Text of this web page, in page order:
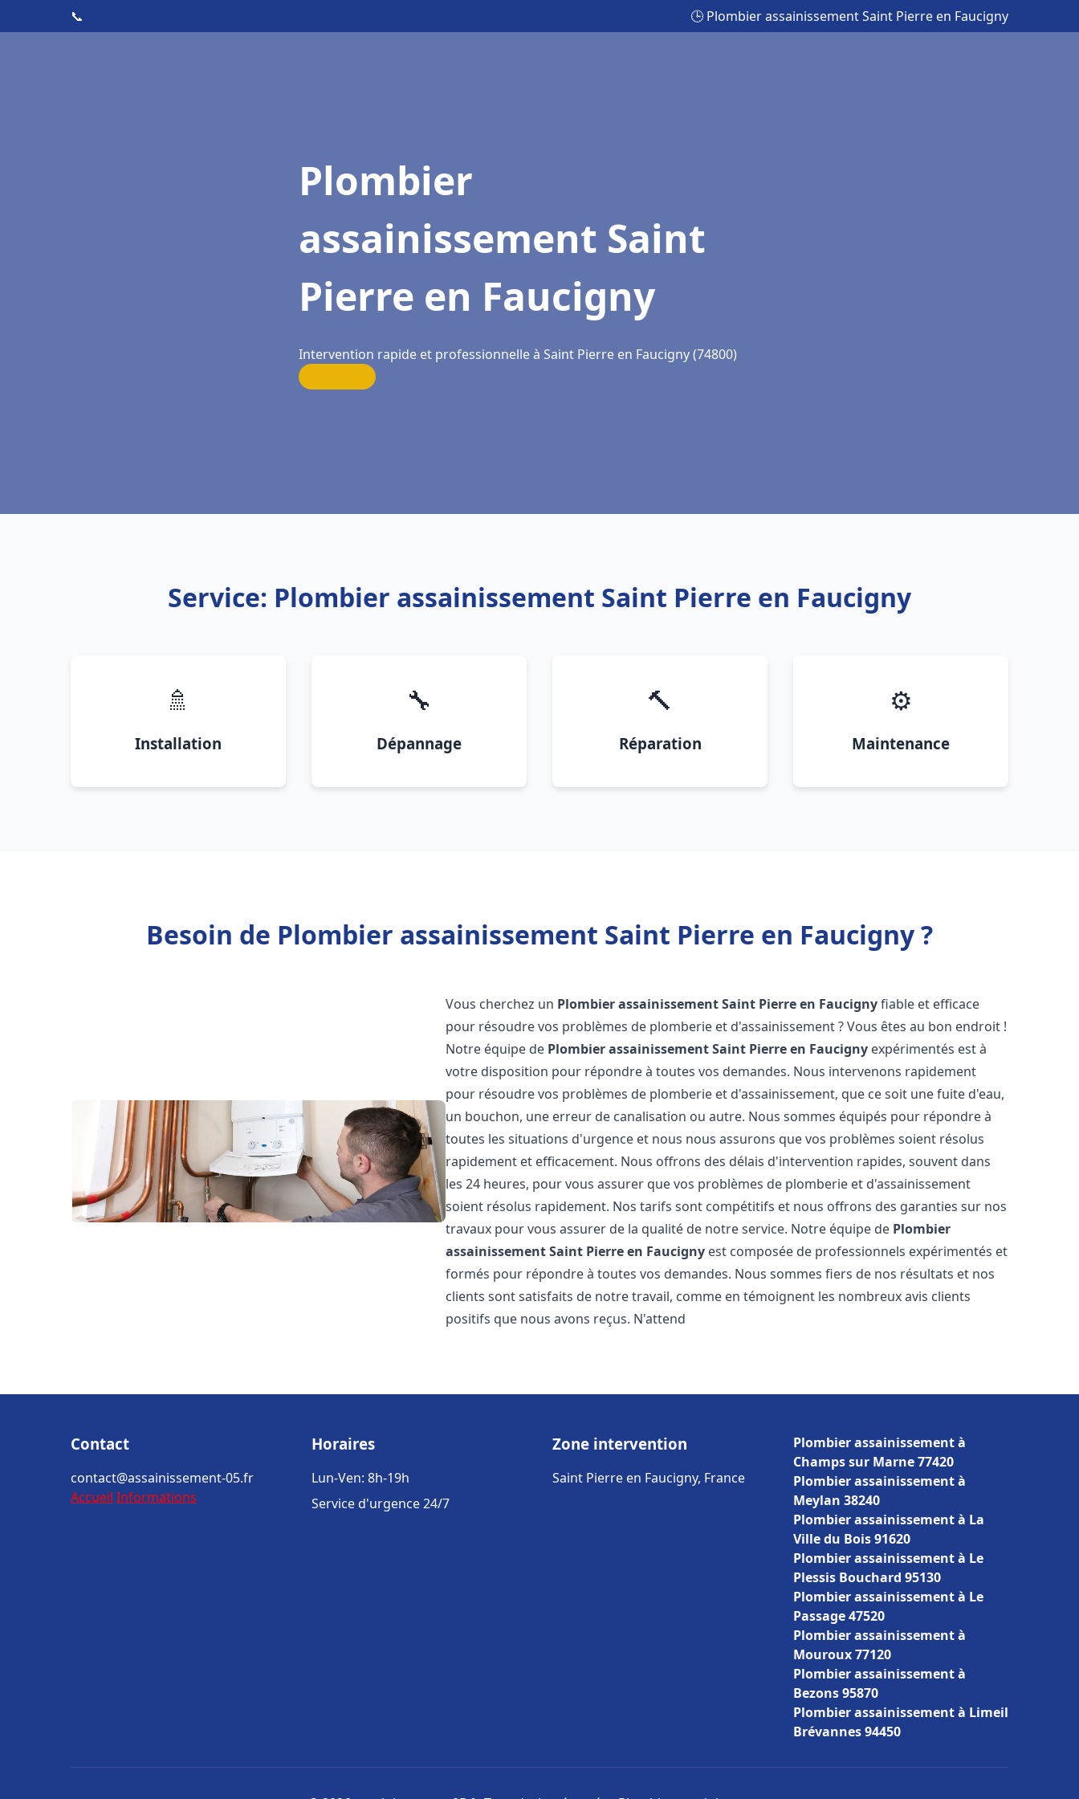
📞 🕒 Plombier assainissement Saint Pierre en Faucigny
Plombier
assainissement Saint
Pierre en Faucigny
Intervention rapide et professionnelle à Saint Pierre en Faucigny (74800)
Service: Plombier assainissement Saint Pierre en Faucigny
🚿
Installation
🔧
Dépannage
🔨
Réparation
⚙️
Maintenance
Besoin de Plombier assainissement Saint Pierre en Faucigny ?
Vous cherchez un Plombier assainissementSaint Pierre en Faucignyfiable et efficace
pour résoudre vos problèmes de plomberie et d'assainissement ? Vous êtes au bon endroit !
Notre équipe de Plombier assainissementSaint Pierre en Faucigny expérimentés est à
votre disposition pour répondre à toutes vos demandes. Nous intervenons rapidement
pour résoudre vos problèmes de plomberie et d'assainissement, que ce soit une fuite d'eau,
un bouchon, une erreur de canalisation ou autre. Nous sommes équipés pour répondre à
toutes les situations d'urgence et nous nous assurons que vos problèmes soient résolus
rapidement et efficacement. Nous offrons des délais d'intervention rapides, souvent dans
les 24 heures, pour vous assurer que vos problèmes de plomberie et d'assainissement
soient résolus rapidement. Nos tarifs sont compétitifs et nous offrons des garanties sur nos
travaux pour vous assurer de la qualité de notre service. Notre équipe de Plombier
assainissementSaint Pierre en Faucigny est composée de professionnels expérimentés et
formés pour répondre à toutes vos demandes. Nous sommes fiers de nos résultats et nos
clients sont satisfaits de notre travail, comme en témoignent les nombreux avis clients
positifs que nous avons reçus. N'attend
Contact
contact@assainissement-05.fr
Accueil Informations
Horaires
Lun-Ven: 8h-19h
Service d'urgence 24/7
Zone intervention
Saint Pierre en Faucigny, France
Plombier assainissement à
Champs sur Marne 77420
Plombier assainissement à
Meylan 38240
Plombier assainissement à La
Ville du Bois 91620
Plombier assainissement à Le
Plessis Bouchard 95130
Plombier assainissement à Le
Passage 47520
Plombier assainissement à
Mouroux 77120
Plombier assainissement à
Bezons 95870
Plombier assainissement à Limeil
Brévannes 94450